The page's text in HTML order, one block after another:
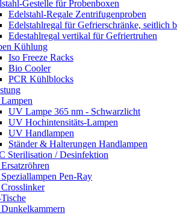
Gestelle für Probenboxen
Edelstahl-Regale Zentrifugenproben
Edelstahlregal für Gefrierschränke, seitlich
Edestahlregal vertikal für Gefriertruhen
Kühlung
Iso Freeze Racks
Bio Cooler
PCR Kühlblocks
UV Lampe 365 nm - Schwarzlicht
UV Hochintensitäts-Lampen
UV Handlampen
Ständer & Halterungen Handlampen
Sterilisation / Desinfektion
Pen-Ray